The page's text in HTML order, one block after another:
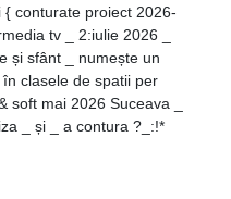
conturate proiect 2026-
tv _ 2:iulie 2026 _
și sfânt _ numește un
clasele de spatii per
soft mai 2026 Suceava _
_ și _ a contura ?_:!*